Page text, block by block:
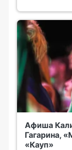
Афиша
Гагарина,
«Кауп»